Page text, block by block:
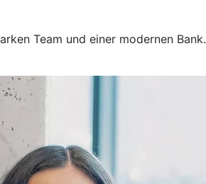
Team und einer modernen Bank.